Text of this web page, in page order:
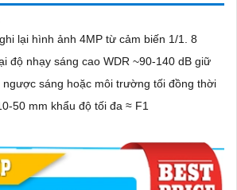
lại hình ảnh 4MP từ cảm biến 1/1. 8
độ nhạy sáng cao WDR ~90-140 dB giữ
sáng hoặc môi trường tối đồng thời
50 mm khẩu độ tối đa ≈ F1